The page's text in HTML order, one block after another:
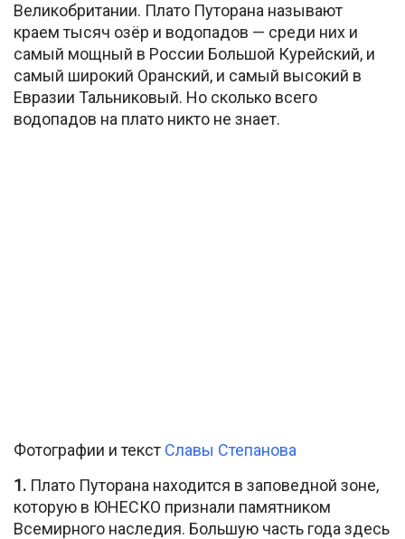
Великобритании. Плато Путорана называют
краем тысяч озёр и водопадов — среди них и
самый мощный в России Большой Курейский, и
самый широкий Оранский, и самый высокий в
Евразии Тальниковый. Но сколько всего
водопадов на плато никто не знает.
Фотографии и текст Славы Степанова
1. Плато Путорана находится в заповедной зоне,
которую в ЮНЕСКО признали памятником
Всемирного наследия. Большую часть года здесь